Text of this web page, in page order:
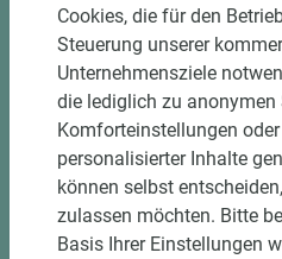
DOWNLOADS
Cookies, die für den
Steuerung unserer
Unternehmensziele
die lediglich zu
Komforteinstellungen
personalisierter Inhalte
können selbst
zulassen möchten. Bitte
Basis Ihrer Einstellungen